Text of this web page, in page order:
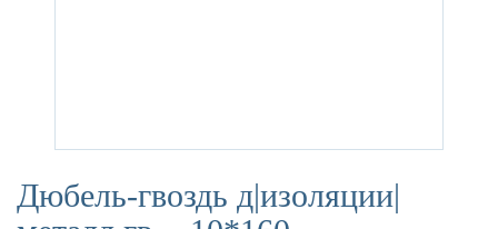
Дюбель-гвоздь д|изоляции|